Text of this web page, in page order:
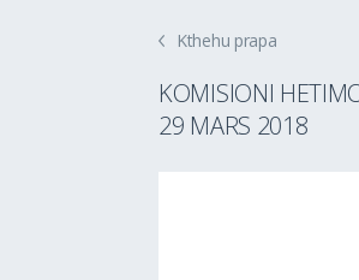
Kthehu prapa
KOMISIONI
29 MARS 2018